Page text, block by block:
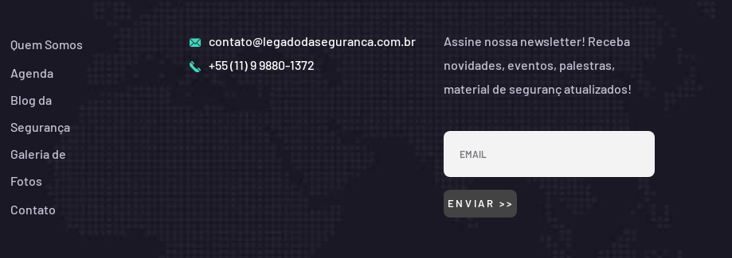
Quem Somos
Agenda
Blog da
Segurança
Galeria de
Fotos
Contato
contato@legadodaseguranca.com.br
+55 (11) 9 9880-1372
Assine nossa newsletter! Receba
novidades, eventos, palestras,
material de seguranç atualizados!